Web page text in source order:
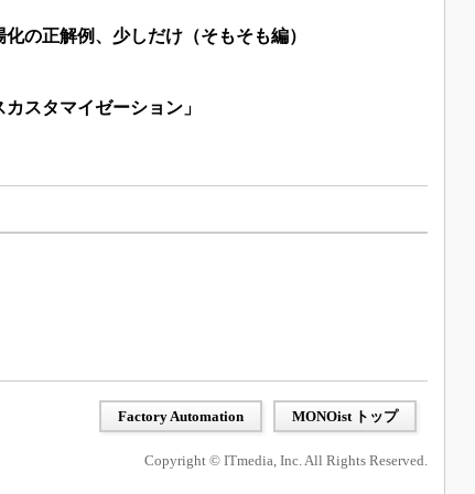
の正解例、少しだけ（そもそも編）
スタマイゼーション」
Factory Automation MONOist トップ
Copyright © ITmedia, Inc. All Rights Reserved.